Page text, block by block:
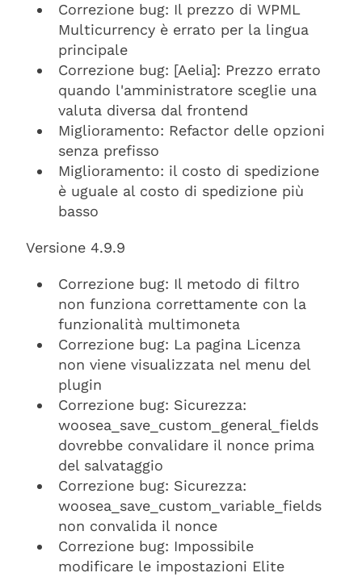
Correzione bug: Il prezzo di WPML
Multicurrency è errato per la lingua
principale
Correzione bug: [Aelia]: Prezzo errato
quando l'amministratore sceglie una
valuta diversa dal frontend
Miglioramento: Refactor delle opzioni
senza prefisso
Miglioramento: il costo di spedizione
è uguale al costo di spedizione più
basso
Versione 4.9.9
Correzione bug: Il metodo di filtro
non funziona correttamente con la
funzionalità multimoneta
Correzione bug: La pagina Licenza
non viene visualizzata nel menu del
plugin
Correzione bug: Sicurezza:
woosea_save_custom_general_fields
dovrebbe convalidare il nonce prima
del salvataggio
Correzione bug: Sicurezza:
woosea_save_custom_variable_fields
non convalida il nonce
Correzione bug: Impossibile
modificare le impostazioni Elite